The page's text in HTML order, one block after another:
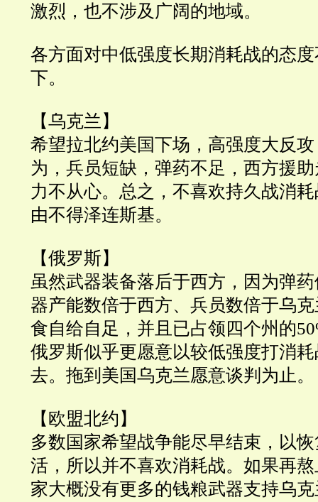
激烈，也不涉及广阔的地域。
各方面对中低强度长期消耗战的态
下。
【乌克兰】
希望拉北约美国下场，高强度大反
为，兵员短缺，弹药不足，西方援
力不从心。总之，不喜欢持久战消
由不得泽连斯基。
【俄罗斯】
虽然武器装备落后于西方，因为弹
器产能数倍于西方、兵员数倍于乌
食自给自足，并且已占领四个州的
俄罗斯似乎更愿意以较低强度打消
去。拖到美国乌克兰愿意谈判为止。
【欧盟北约】
多数国家希望战争能尽早结束，以
活，所以并不喜欢消耗战。如果再
家大概没有更多的钱粮武器支持乌